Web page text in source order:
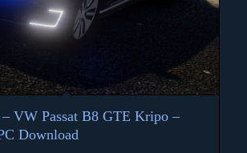
VW Passat B8 GTE Kripo –
Download